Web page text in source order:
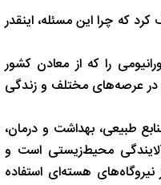
که چرا این مسئله، اینقدر
را که از معادن کشور
در عرصه‌های مختلف و زندگی
طبیعی،‌ بهداشت و درمان،‌
آلایندگی محیط‌زیستی است و
هسته‌ای استفاده